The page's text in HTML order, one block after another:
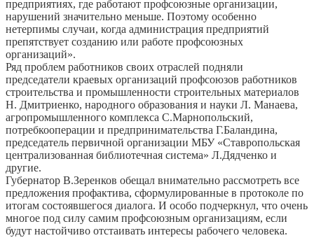
предприятиях, где работают профсоюзные организации,
нарушений значительно меньше. Поэтому особенно
нетерпимы случаи, когда администрация предприятий
препятствует созданию или работе профсоюзных
организаций».
Ряд проблем работников своих отраслей подняли
председатели краевых организаций профсоюзов работников
строительства и промышленности строительных материалов
Н. Дмитриенко, народного образования и науки Л. Манаева,
агропромышленного комплекса С.Марнопольский,
потребкооперации и предпринимательства Г.Баландина,
председатель первичной организации МБУ «Ставропольская
централизованная библиотечная система» Л.Дядченко и
другие.
Губернатор В.Зеренков обещал внимательно рассмотреть все
предложения профактива, сформулированные в протоколе по
итогам состоявшегося диалога. И особо подчеркнул, что очень
многое под силу самим профсоюзным организациям, если
будут настойчиво отстаивать интересы рабочего человека.